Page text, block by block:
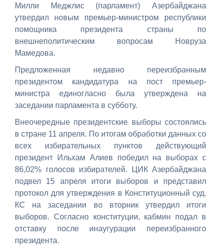
Милли Меджлис (парламент) Азербайджана
утвердил новым премьер-министром республики
помощника президента страны по
внешнеполитическим вопросам Новруза
Мамедова.
Предложенная недавно переизбранным
президентом кандидатура на пост премьер-
министра единогласно была утверждена на
заседании парламента в субботу.
Внеочередные президентские выборы состоялись
в стране 11 апреля. По итогам обработки данных со
всех избирательных пунктов действующий
президент Ильхам Алиев победил на выборах с
86,02% голосов избирателей. ЦИК Азербайджана
подвел 15 апреля итоги выборов и представил
протокол для утверждения в Конституционный суд.
КС на заседании во вторник утвердил итоги
выборов. Согласно конституции, кабмин подал в
отставку после инаугурации переизбранного
президента.